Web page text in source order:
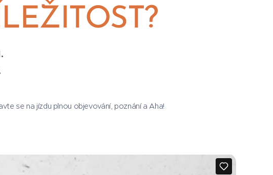
se na jízdu plnou objevování, poznání a Aha!